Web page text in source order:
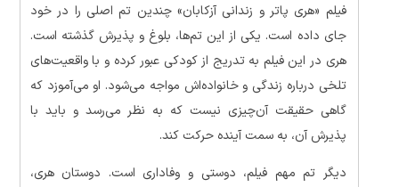
فیلم «هری پاتر و زندانی آزکابان» چندین تم اصلی را در خود
جای داده است. یکی از این تم‌ها، بلوغ و پذیرش گذشته است.
هری در این فیلم به تدریج از کودکی عبور کرده و با واقعیت‌های
تلخی درباره زندگی و خانواده‌اش مواجه می‌شود. او می‌آموزد که
گاهی حقیقت آن‌چیزی نیست که به نظر می‌رسد و باید با
پذیرش آن، به سمت آینده حرکت کند.
دیگر تم مهم فیلم، دوستی و وفاداری است. دوستان هری،